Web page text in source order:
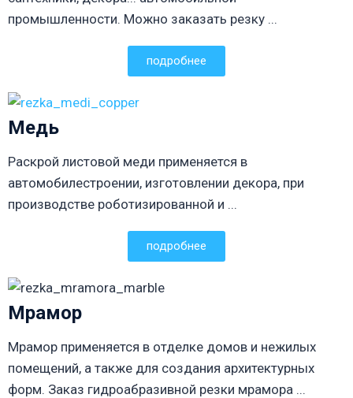
промышленности. Можно заказать резку ...
подробнее
Медь
Раскрой листовой меди применяется в
автомобилестроении, изготовлении декора, при
производстве роботизированной и ...
подробнее
Мрамор
Мрамор применяется в отделке домов и нежилых
помещений, а также для создания архитектурных
форм. Заказ гидроабразивной резки мрамора ...